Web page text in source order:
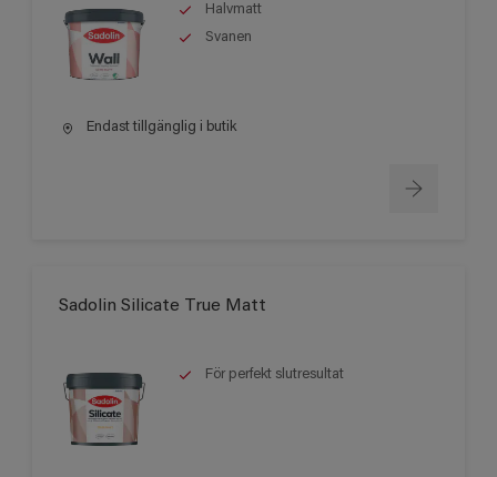
Halvmatt
Svanen
Endast tillgänglig i butik
Sadolin Silicate True Matt
För perfekt slutresultat